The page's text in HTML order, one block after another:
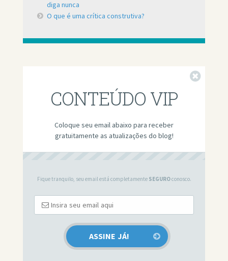
diga nunca
O que é uma crítica construtiva?
CONTEÚDO VIP
Coloque seu email abaixo para receber
gratuitamente as atualizações do blog!
Fique tranquilo, seu email está completamente SEGUROconosco.